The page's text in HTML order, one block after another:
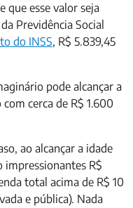
que esse valor seja
Previdência Social
do INSS, R$ 5.839,45
pode alcançar a
cerca de R$ 1.600
ao alcançar a idade
R$
total acima de R$ 10
e pública). Nada